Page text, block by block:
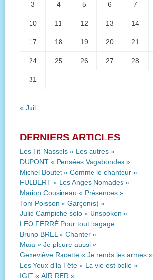
3 4 5 6 7
10 11 12 13 14
17 18 19 20 21
24 25 26 27 28
31
« Juil
DERNIERS ARTICLES
Les Tit’ Nassels « Les autres »
DUPONT « Pensées Vagabondes »
Michel Boutet « Comme le chanteur »
FULBERT « Les Anges Nomades »
Marion Cousineau « Présences »
Tom Poisson « Garçon(s) »
Julie Campiche solo « Unspoken »
LEO FERRÉ Pour tout bagage
Bruno BREL « Chanter »
Maïa « Je pleure aussi «
Geneviève Racette « Je rends les armes »
Les Yeux d’la Tête « La vie est belle »
IGIT « AIR RER »